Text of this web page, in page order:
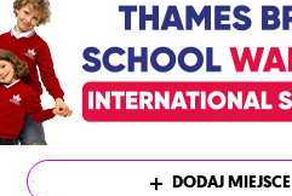
DODAJ MIEJSCE